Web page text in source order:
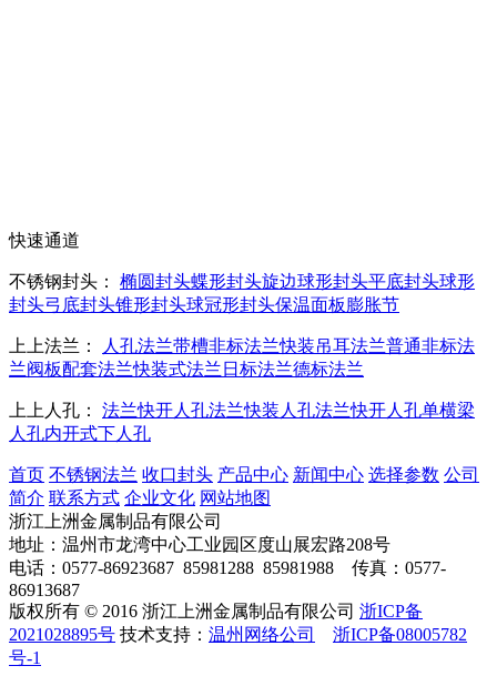
快速通道
不锈钢封头： 椭圆封头蝶形封头旋边球形封头平底封头球形
封头弓底封头锥形封头球冠形封头保温面板膨胀节
上上法兰： 人孔法兰带槽非标法兰快装吊耳法兰普通非标法
兰阀板配套法兰快装式法兰 日标法兰德标法兰
上上人孔： 法兰快开人孔法兰快装人孔法兰快开人孔单横梁
人孔内开式下人孔
首页 不锈钢法兰 收口封头 产品中心 新闻中心 选择参数 公司
简介 联系方式 企业文化 网站地图
浙江上洲金属制品有限公司
地址：温州市龙湾中心工业园区度山展宏路208号
电话：0577-86923687 85981288 85981988 传真：0577-
86913687
版权所有 © 2016 浙江上洲金属制品有限公司 浙ICP备
2021028895号 技术支持： 温州网络公司
浙ICP备08005782
号-1